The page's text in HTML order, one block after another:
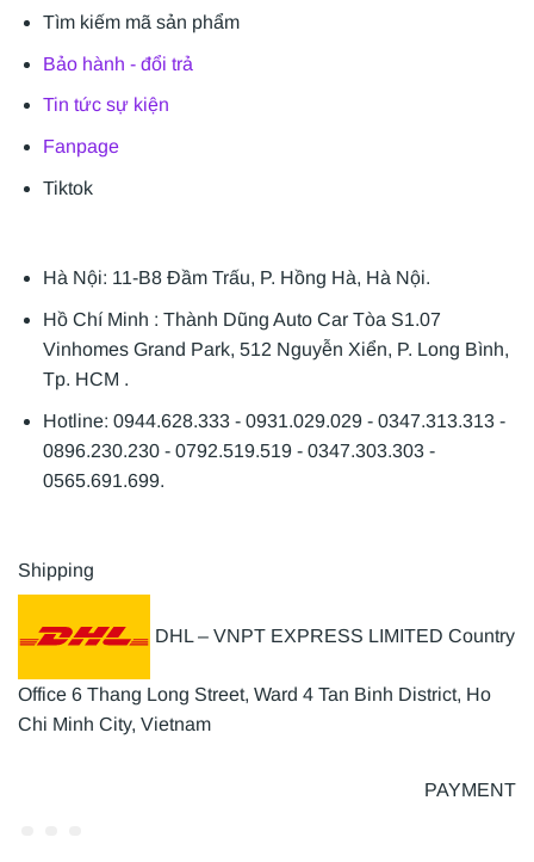
Tìm kiếm mã sản phẩm
Bảo hành - đổi trả
Tin tức sự kiện
Fanpage
Tiktok
Hà Nội: 11-B8 Đầm Trấu, P. Hồng Hà, Hà Nội.
Hồ Chí Minh : Thành Dũng Auto Car Tòa S1.07
Vinhomes Grand Park, 512 Nguyễn Xiển, P. Long Bình,
Tp. HCM .
Hotline: 0944.628.333 - 0931.029.029 - 0347.313.313 -
0896.230.230 - 0792.519.519 - 0347.303.303 -
0565.691.699.
Shipping
DHL – VNPT EXPRESS LIMITED Country
Office 6 Thang Long Street, Ward 4 Tan Binh District, Ho
Chi Minh City, Vietnam
PAYMENT